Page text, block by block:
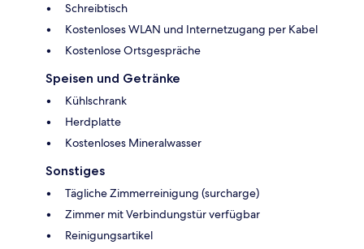
Schreibtisch
Kostenloses WLAN und Internetzugang per Kabel
Kostenlose Ortsgespräche
Speisen und Getränke
Kühlschrank
Herdplatte
Kostenloses Mineralwasser
Sonstiges
Tägliche Zimmerreinigung (surcharge)
Zimmer mit Verbindungstür verfügbar
Reinigungsartikel